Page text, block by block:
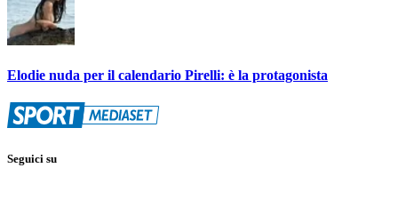
Elodie nuda per il calendario Pirelli: è la protagonista
Seguici su